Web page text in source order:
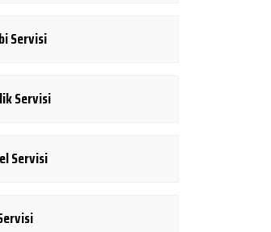
Servisi
Servisi
Servisi